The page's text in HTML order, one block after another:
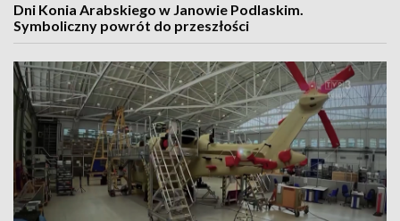
Dni Konia Arabskiego w Janowie Podlaskim.
Symboliczny powrót do przeszłości